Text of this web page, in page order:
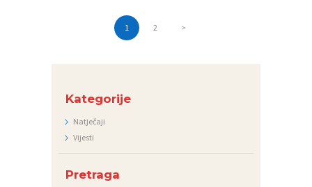
PAGE
1 PAGE
2 >
Kategorije
Natječaji
Vijesti
Pretraga